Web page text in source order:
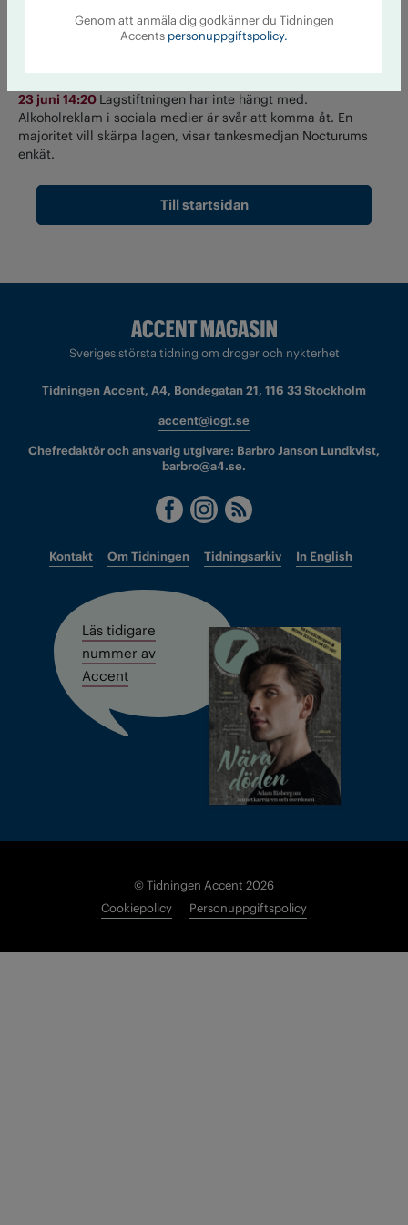
Så tycker partierna om
alkoholreklamen
23 juni 14:20 Lagstiftningen har inte hängt med.
Alkoholreklam i sociala medier är svår att komma åt. En
majoritet vill skärpa lagen, visar tankesmedjan Nocturums
enkät.
Till startsidan
Sveriges största tidning om droger och nykterhet
Tidningen Accent, A4, Bondegatan 21, 116 33 Stockholm
accent@iogt.se
Chefredaktör och ansvarig utgivare: Barbro Janson Lundkvist,
barbro@a4.se.
Kontakt Om Tidningen Tidningsarkiv In English
Läs tidigare
nummer av
Accent
© Tidningen Accent 2026
Cookiepolicy
Personuppgiftspolicy
Genom att anmäla dig godkänner du Tidningen
Accents personuppgiftspolicy.